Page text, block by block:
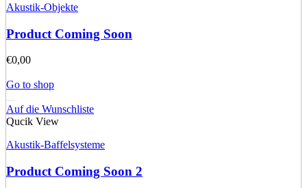
Akustik-Objekte
Product Coming Soon
€0,00
Go to shop
Auf die Wunschliste
Qucik View
Akustik-Baffelsysteme
Product Coming Soon 2